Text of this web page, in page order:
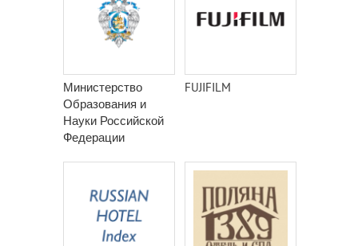
Министерство
Образования и
Науки Российской
Федерации
FUJIFILM